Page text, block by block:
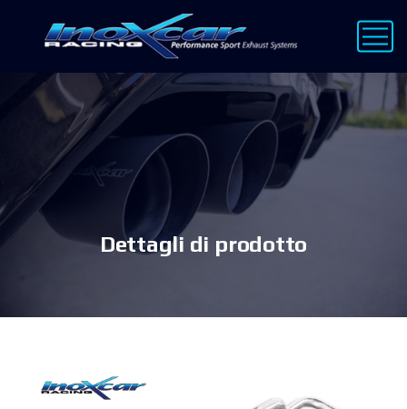
Dettagli di prodotto